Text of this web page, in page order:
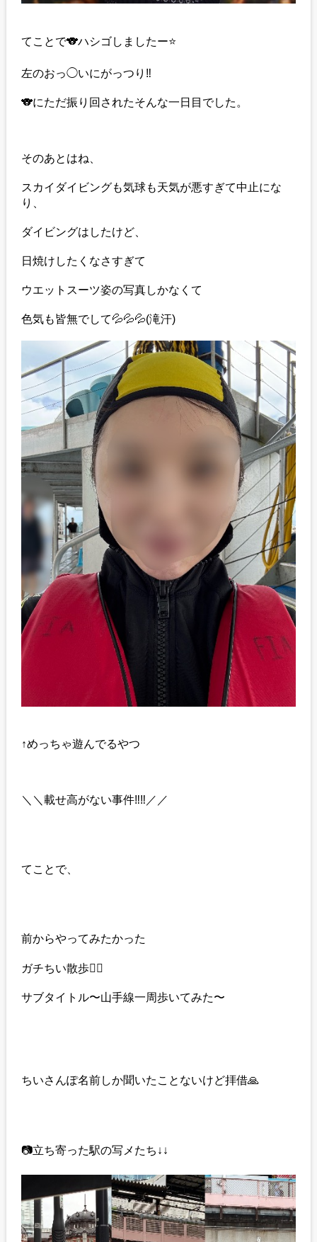
てことで🐨ハシゴしましたー⭐️
左のおっ◯いにがっつり‼️
🐨にただ振り回されたそんな一日目でした。
そのあとはね、
スカイダイビングも気球も天気が悪すぎて中止にな
り、
ダイビングはしたけど、
日焼けしたくなさすぎて
ウエットスーツ姿の写真しかなくて
色気も皆無でして💦💦💦(滝汗)
↑めっちゃ遊んでるやつ
＼＼載せ高がない事件‼️‼️／／
てことで、
前からやってみたかった
ガチちい散歩🚶‍♀️
サブタイトル〜山手線一周歩いてみた〜
ちいさんぽ名前しか聞いたことないけど拝借🙏
📷立ち寄った駅の写メたち↓↓